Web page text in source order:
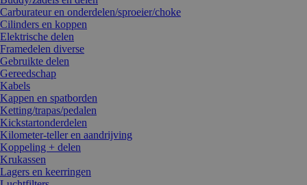
Carburateur en onderdelen/sproeier/choke
Cilinders en koppen
Elektrische delen
Framedelen diverse
Gebruikte delen
Gereedschap
Kabels
Kappen en spatborden
Ketting/trapas/pedalen
Kickstartonderdelen
Kilometer-teller en aandrijving
Koppeling + delen
Krukassen
Lagers en keerringen